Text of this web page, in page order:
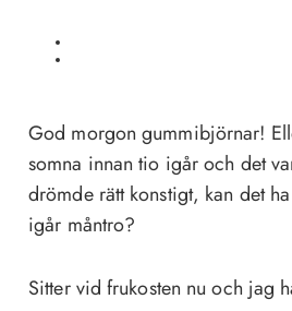
God morgon gummibjörnar!
somna innan tio igår och det
drömde rätt konstigt, kan det
igår måntro?
Sitter vid frukosten nu och jag